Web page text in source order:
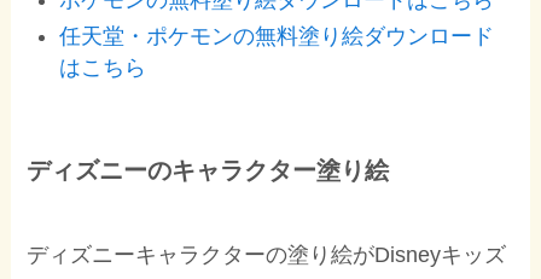
任天堂・ポケモンの無料塗り絵ダウンロード
はこちら
ディズニーのキャラクター塗り絵
ディズニーキャラクターの塗り絵がDisneyキッズ